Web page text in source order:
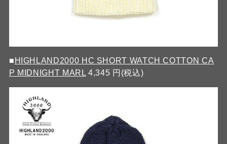
■ HIGHLAND2000 HC SHORT WATCH COTTON CA
P MIDNIGHT MARL 4,345 円(税込)